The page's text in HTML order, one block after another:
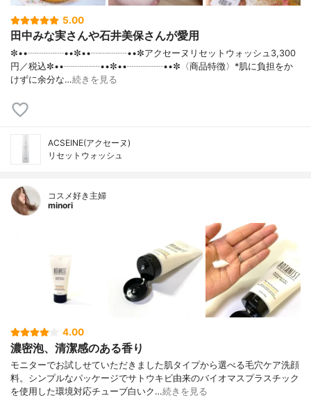
5.00
田中みな実さんや石井美保さんが愛用
✼••┈┈┈┈••✼••┈┈┈┈••✼アクセーヌリセットウォッシュ3,300
円／税込✼••┈┈┈┈••✼••┈┈┈┈••✼〈商品特徴〉*肌に負担をか
けずに余分な…続きを見る
ACSEINE(アクセーヌ)
リセットウォッシュ
コスメ好き主婦
minori
4.00
濃密泡、清潔感のある香り
モニターでお試しせていただきました肌タイプから選べる毛穴ケア洗顔
料。シンプルなパッケージでサトウキビ由来のバイオマスプラスチック
を使用した環境対応チューブ白いク…続きを見る